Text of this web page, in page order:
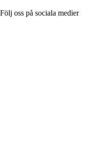
Följ oss på sociala medier